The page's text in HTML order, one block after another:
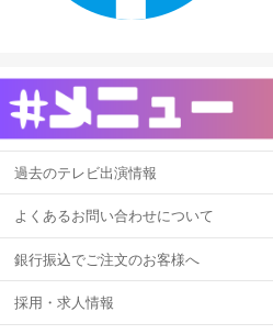
過去のテレビ出演情報
よくあるお問い合わせについて
銀行振込でご注文のお客様へ
採用・求人情報